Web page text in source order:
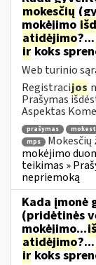
mokesčių
mokėjimo
atidėjimo?...
irkoks
Web turinio
Registracijos
Prašymas
Aspektas
prašymas
mps
mokėjimo
teikimas »
nepriemoką
Kada įmonė
(pridėtinės
mokėjimo...
atidėjimo?...
irkoks